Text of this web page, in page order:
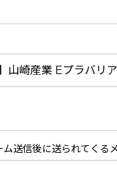
送信後に送られてくる